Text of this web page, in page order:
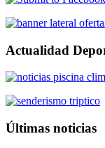
Actualidad
Últimas noticias